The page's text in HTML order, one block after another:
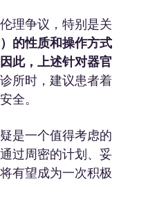
理争议，特别是关
的性质和操作方式
此，上述针对器官
所时，建议患者着
全。
是一个值得考虑的
过周密的计划、妥
有望成为一次积极